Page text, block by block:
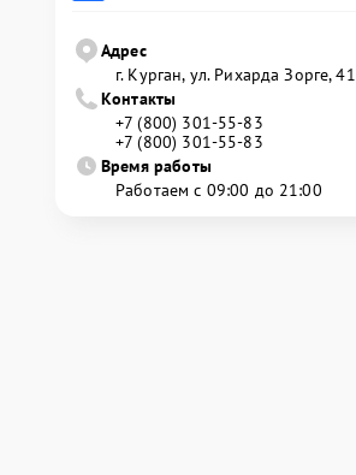
Адрес
г. Курган, ул. Рихарда Зорге, 41
Контакты
+7 (800) 301-55-83
+7 (800) 301-55-83
Время работы
Работаем с 09:00 до 21:00